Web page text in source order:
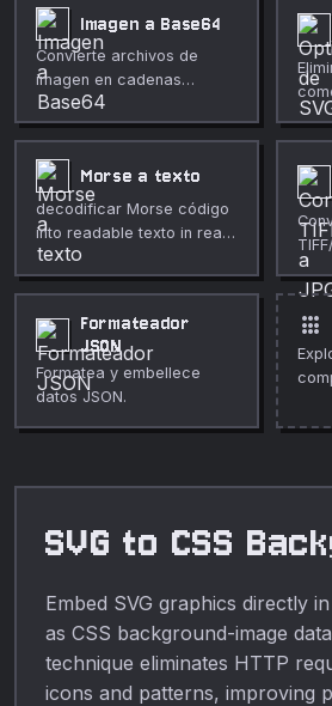
de forma eficiente.
Imagen a Base64
Convierte archivos de
imagen en cadenas
codificadas en Base64.
su
Morse a texto
decodificar Morse código
into readable texto in real
time.
con
sin
Formateador
JSON
Formatea y embellece
datos JSON.
apps
SVG to CSS
Embed SVG graphics directly
as CSS background-image
technique eliminates HTTP
icons and patterns, improving